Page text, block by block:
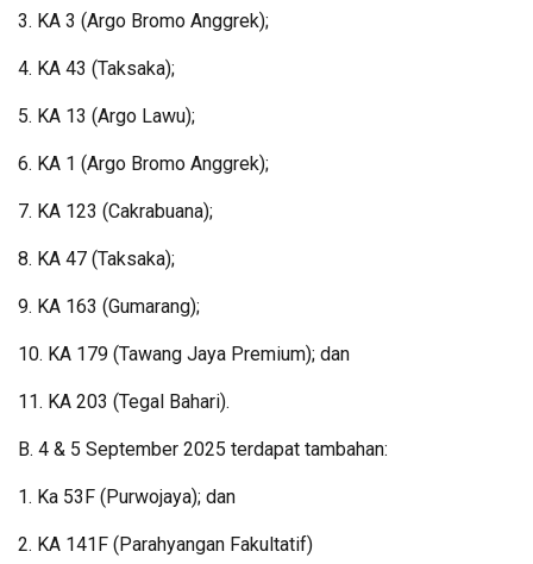
3. KA 3 (Argo Bromo Anggrek);
4. KA 43 (Taksaka);
5. KA 13 (Argo Lawu);
6. KA 1 (Argo Bromo Anggrek);
7. KA 123 (Cakrabuana);
8. KA 47 (Taksaka);
9. KA 163 (Gumarang);
10. KA 179 (Tawang Jaya Premium); dan
11. KA 203 (Tegal Bahari).
B. 4 & 5 September 2025 terdapat tambahan:
1. Ka 53F (Purwojaya); dan
2. KA 141F (Parahyangan Fakultatif)